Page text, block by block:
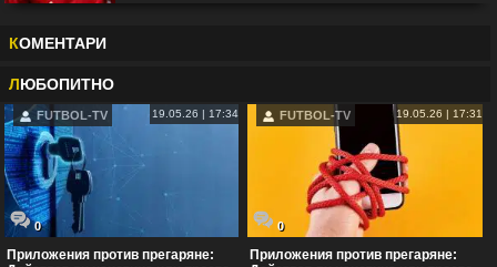
КОМЕНТАРИ
ЛЮБОПИТНО
FUTBOL-TV 19.05.26 | 17:34
0
Приложения против прегаряне:
FUTBOL-TV 19.05.26 | 17:31
0
Приложения против прегаряне: